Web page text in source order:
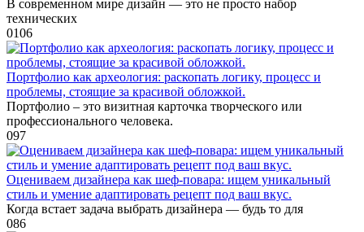
В современном мире дизайн — это не просто набор
технических
0106
Портфолио как археология: раскопать логику, процесс и
проблемы, стоящие за красивой обложкой.
Портфолио – это визитная карточка творческого или
профессионального человека.
097
Оцениваем дизайнера как шеф-повара: ищем уникальный
стиль и умение адаптировать рецепт под ваш вкус.
Когда встает задача выбрать дизайнера — будь то для
086